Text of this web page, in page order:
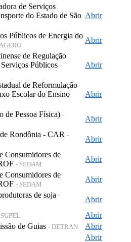
de Serviços
do Estado de São Abrir
Públicos de Energia do
Abrir
de Regulação
Públicos -
Abrir
de Reformulação
Escolar do Ensino
Abrir
de Pessoa Física) -
Abrir
Rondônia - CAR -
Abrir
Consumidores de
- SEDAM
Abrir
Consumidores de
- SEDAM
Abrir
de soja -
Abrir
Abrir
de Guias - DETRAN
Abrir
Abrir